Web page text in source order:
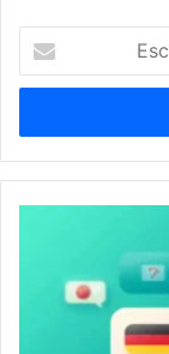
correo